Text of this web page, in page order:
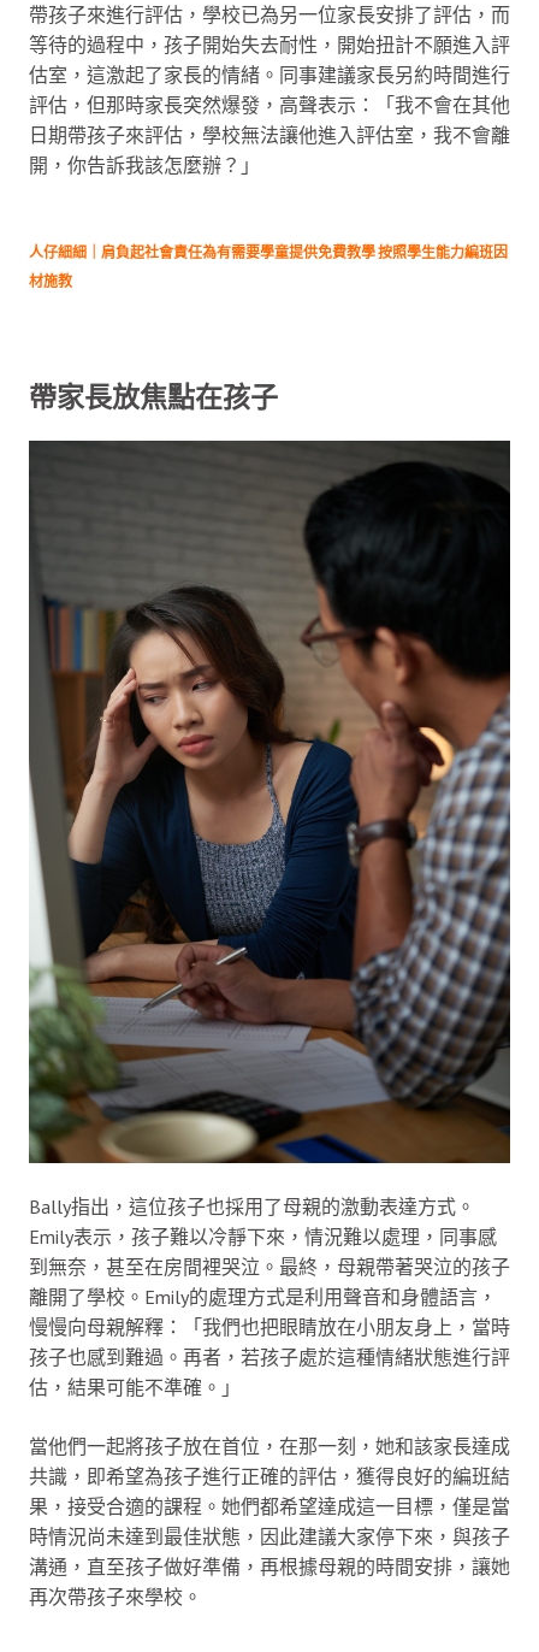
帶孩子來進行評估，學校已為另一位家長安排了評估，而
等待的過程中，孩子開始失去耐性，開始扭計不願進入評
估室，這激起了家長的情緒。同事建議家長另約時間進行
評估，但那時家長突然爆發，高聲表示：「我不會在其他
日期帶孩子來評估，學校無法讓他進入評估室，我不會離
開，你告訴我該怎麼辦？」
人仔細細｜肩負起社會責任為有需要學童提供免費教學 按照學生能力編班因
材施教
帶家長放焦點在孩子
Bally指出，這位孩子也採用了母親的激動表達方式。
Emily表示，孩子難以冷靜下來，情況難以處理，同事感
到無奈，甚至在房間裡哭泣。最終，母親帶著哭泣的孩子
離開了學校。Emily的處理方式是利用聲音和身體語言，
慢慢向母親解釋：「我們也把眼睛放在小朋友身上，當時
孩子也感到難過。再者，若孩子處於這種情緒狀態進行評
估，結果可能不準確。」
當他們一起將孩子放在首位，在那一刻，她和該家長達成
共識，即希望為孩子進行正確的評估，獲得良好的編班結
果，接受合適的課程。她們都希望達成這一目標，僅是當
時情況尚未達到最佳狀態，因此建議大家停下來，與孩子
溝通，直至孩子做好準備，再根據母親的時間安排，讓她
再次帶孩子來學校。